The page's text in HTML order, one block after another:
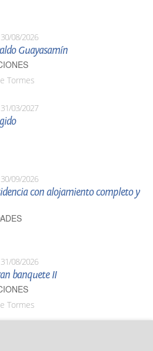
30/08/2026
Guayasamín
Tormes
31/03/2027
30/09/2026
con alojamiento completo y
31/08/2026
banquete II
Tormes